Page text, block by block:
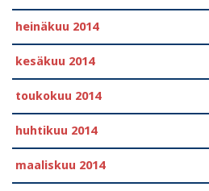
heinäkuu 2014
kesäkuu 2014
toukokuu 2014
huhtikuu 2014
maaliskuu 2014